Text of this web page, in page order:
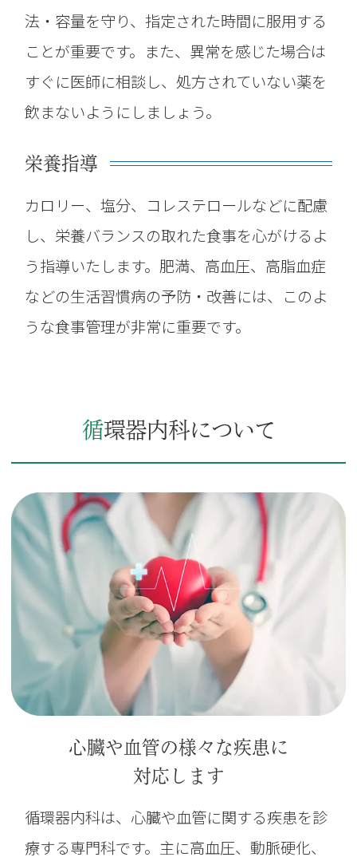
法・容量を守り、指定された時間に服用する
ことが重要です。また、異常を感じた場合は
すぐに医師に相談し、処方されていない薬を
飲まないようにしましょう。
栄養指導
カロリー、塩分、コレステロールなどに配慮
し、栄養バランスの取れた食事を心がけるよ
う指導いたします。肥満、高血圧、高脂血症
などの生活習慣病の予防・改善には、このよ
うな食事管理が非常に重要です。
循環器内科について
心臓や血管の様々な疾患に
対応します
循環器内科は、心臓や血管に関する疾患を診
療する専門科です。主に高血圧、動脈硬化、